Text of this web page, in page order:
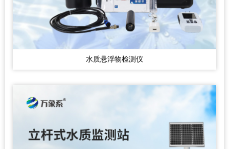
水质悬浮物检测仪